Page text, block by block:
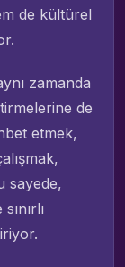
de kültürel
zamanda
de
etmek,
sayede,